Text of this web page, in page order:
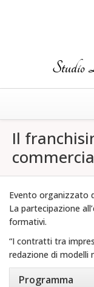
Studio
Il
Evento organizzato
La partecipazione
formativi.
“I contratti tra
redazione di modelli
Programma